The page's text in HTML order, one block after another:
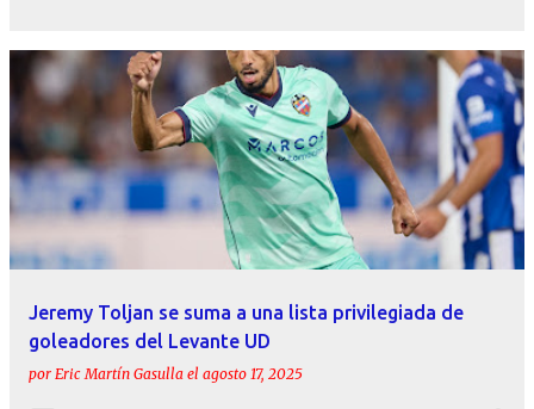
Jeremy Toljan se suma a una lista privilegiada de
goleadores del Levante UD
por Eric Martín Gasulla el agosto 17, 2025